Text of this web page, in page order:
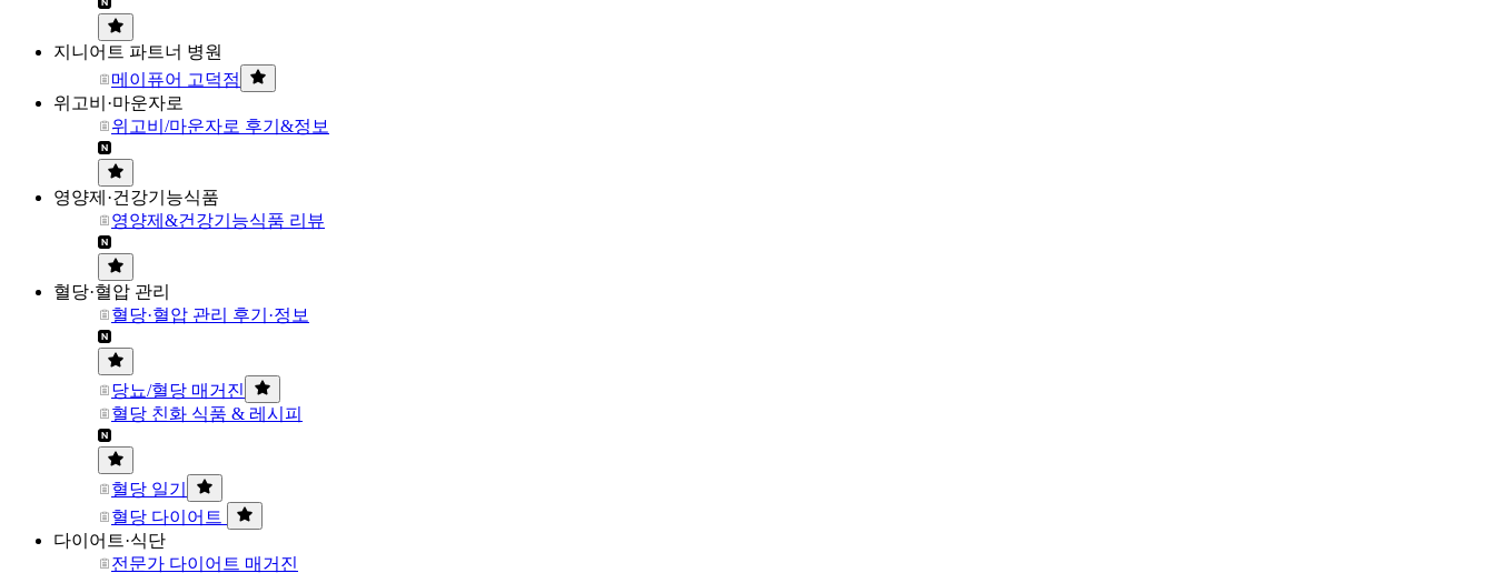
지니어트 파트너 병원
메이퓨어 고덕점
위고비·마운자로
위고비/마운자로 후기&정보
영양제·건강기능식품
영양제&건강기능식품 리뷰
혈당·혈압 관리
혈당·혈압 관리 후기·정보
당뇨/혈당 매거진
혈당 친화 식품 & 레시피
혈당 일기
혈당 다이어트
다이어트·식단
전문가 다이어트 매거진